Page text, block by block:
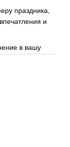
праздника,
и
в вашу